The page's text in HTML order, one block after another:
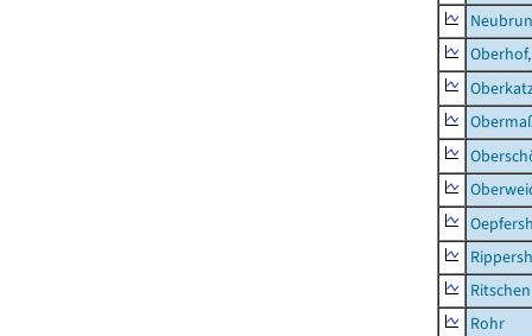
Rohr